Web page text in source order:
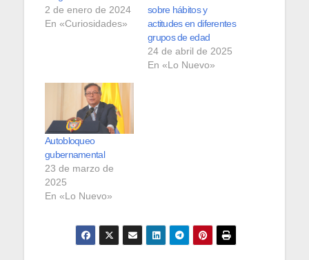
2 de enero de 2024
En «Curiosidades»
sobre hábitos y
actitudes en diferentes
grupos de edad
24 de abril de 2025
En «Lo Nuevo»
Autobloqueo
gubernamental
23 de marzo de
2025
En «Lo Nuevo»